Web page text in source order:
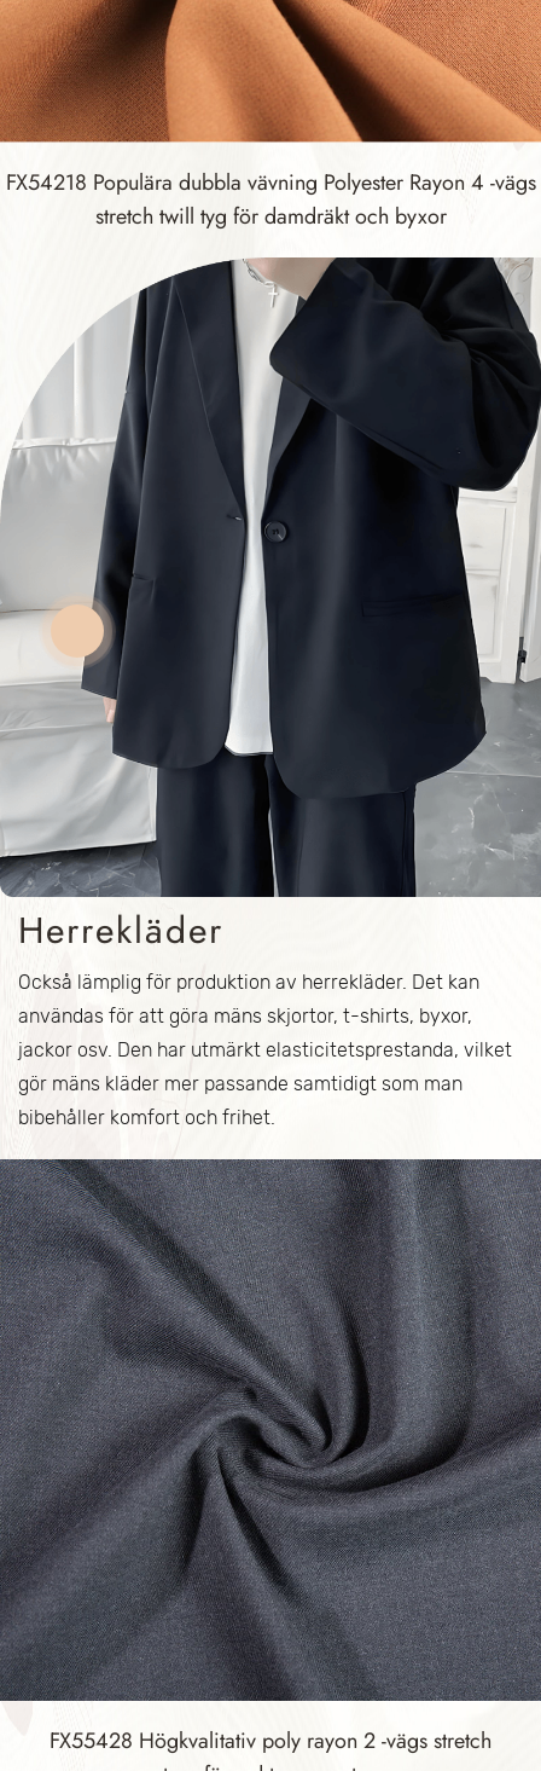
FX54218 Populära dubbla vävning Polyester Rayon 4 -vägs
stretch twill tyg för damdräkt och byxor
Herrekläder
Också lämplig för produktion av herrekläder. Det kan
användas för att göra mäns skjortor, t-shirts, byxor,
jackor osv. Den har utmärkt elasticitetsprestanda, vilket
gör mäns kläder mer passande samtidigt som man
bibehåller komfort och frihet.
FX55428 Högkvalitativ poly rayon 2 -vägs stretch